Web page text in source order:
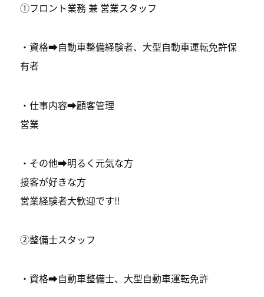
①フロント業務 兼 営業スタッフ
・資格➡︎自動車整備経験者、大型自動車運転免許保
有者
・仕事内容➡︎顧客管理
営業
・その他➡︎明るく元気な方
接客が好きな方
営業経験者大歓迎です‼️
②整備士スタッフ
・資格➡︎自動車整備士、大型自動車運転免許